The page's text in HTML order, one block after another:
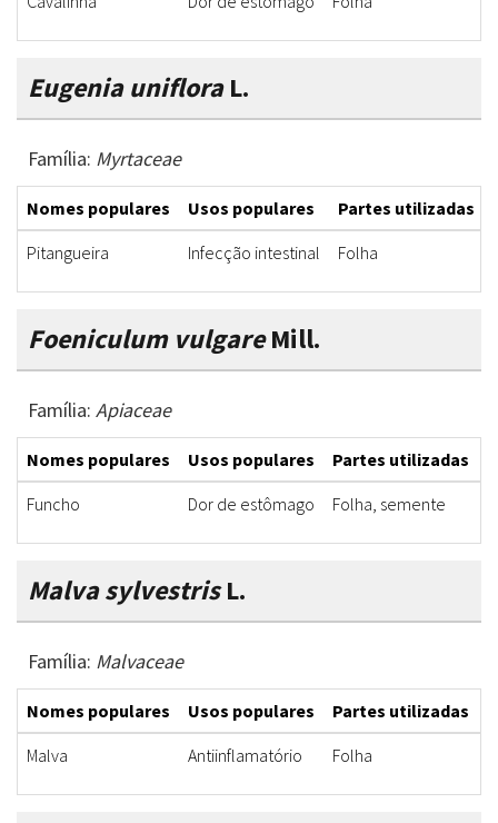
Eugenia unifloraL.
Família: Myrtaceae
Nomes populares Usos populares Partes utilizadas
Pitangueira
Infecção intestinal Folha
Foeniculum vulgareMill.
Família: Apiaceae
Nomes populares Usos populares Partes utilizadas
Funcho
Dor de estômago Folha, semente
Malva sylvestrisL.
Família: Malvaceae
Nomes populares Usos populares Partes utilizadas
Malva
Antiinflamatório Folha